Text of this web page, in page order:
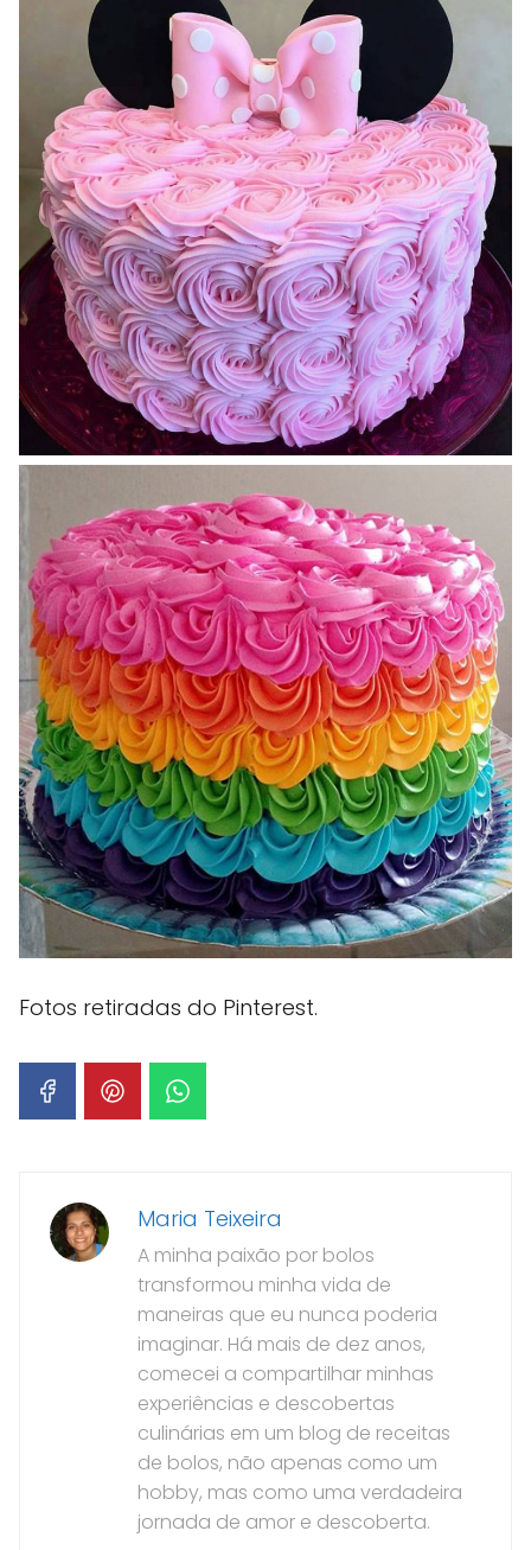
Fotos retiradas do Pinterest.
Maria Teixeira
A minha paixão por bolos
transformou minha vida de
maneiras que eu nunca poderia
imaginar. Há mais de dez anos,
comecei a compartilhar minhas
experiências e descobertas
culinárias em um blog de receitas
de bolos, não apenas como um
hobby, mas como uma verdadeira
jornada de amor e descoberta.